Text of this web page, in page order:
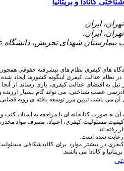
کانادا و بریتانیا
شهدای تجریش، دانشگاه
کیفری نظام ­های پیشرفته حقوقی همچون
نظام عدالت کیفری اینگونه کشورها
اقتضای عدالت کیفری، یاری رساند. از آنجا
عصب­ شناختی، می­ تواند گام بسیار ارزنده
باشد، تبیین مرز توسعه­ یافته­ ی رویه
صورت کتابخانه ‏ای با مراجعه به اسناد، کتب
مسئولیت کیفری، اعتیاد، مصرف مواد
رفته­ اند.
رعایت شده است.
در بیشتر موارد برای کالبدشکافی
و کانادا می­ باشند.